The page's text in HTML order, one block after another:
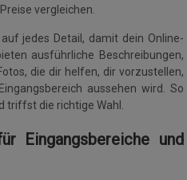
vergleichen.
jedes Detail, damit dein Online-
ausführliche Beschreibungen,
die dir helfen, dir vorzustellen,
aussehen wird. So
triffst die richtige Wahl.
Eingangsbereiche und